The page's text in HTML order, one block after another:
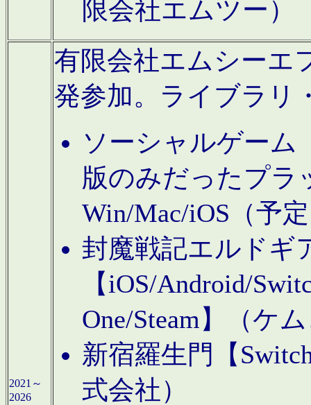
限会社エムツー）
2021～
2026
有限会社エムシーエ
発参加。ライブラリ
ソーシャルゲーム
版のみだったプラ
Win/Mac/iOS（予
封魔戦記エルドギ
【iOS/Android/
One/Steam】（ケ
新宿羅生門【
式会社）